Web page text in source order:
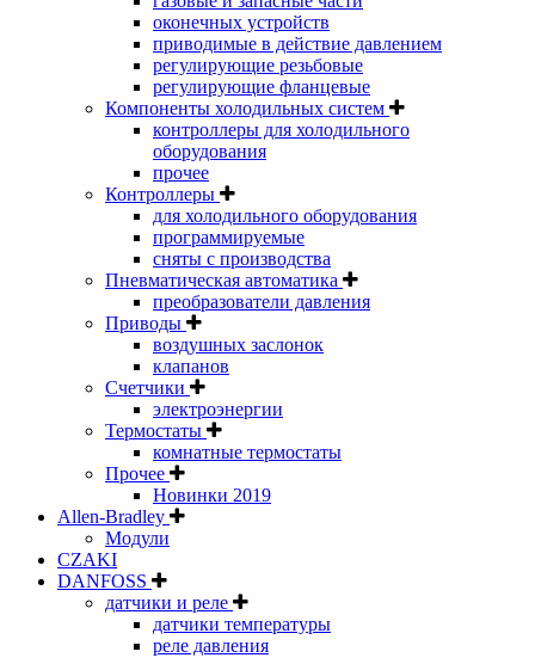
оконечных устройств
приводимые в действие давлением
регулирующие резьбовые
регулирующие фланцевые
Компоненты холодильных систем
контроллеры для холодильного
оборудования
прочее
Контроллеры
для холодильного оборудования
программируемые
сняты с производства
Пневматическая автоматика
преобразователи давления
Приводы
воздушных заслонок
клапанов
Счетчики
электроэнергии
Термостаты
комнатные термостаты
Прочее
Новинки 2019
Allen-Bradley
Модули
CZAKI
DANFOSS
датчики и реле
датчики температуры
реле давления